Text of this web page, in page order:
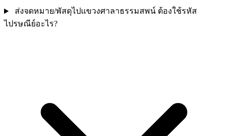
ส่งจดหมาย/พัสดุไปแขวงศาลาธรรมสพน์ ต้องใช้รหัส
ไปรษณีย์อะไร?